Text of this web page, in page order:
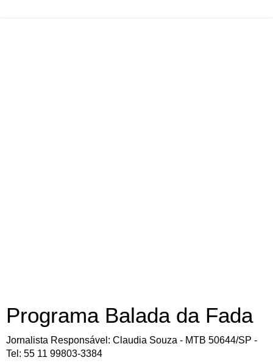
Programa Balada da Fada
Jornalista Responsável: Claudia Souza - MTB 50644/SP -
Tel: 55 11 99803-3384